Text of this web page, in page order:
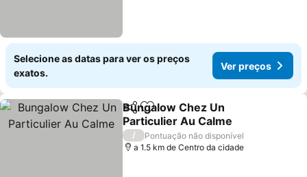
Selecione as datas para ver os preços
exatos.
Ver preços
PartilharAdicionar aos favoritos
Bungalow Chez Un
Particulier Au Calme
Ver preços
/
Pontuação não disponível
a 1.5 km de Centro da cidade